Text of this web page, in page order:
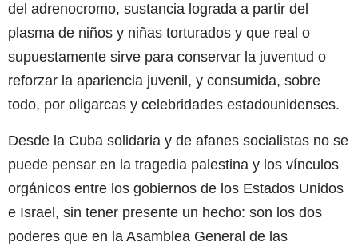
del adrenocromo, sustancia lograda a partir del
plasma de niños y niñas torturados y que real o
supuestamente sirve para conservar la juventud o
reforzar la apariencia juvenil, y consumida, sobre
todo, por oligarcas y celebridades estadounidenses.
Desde la Cuba solidaria y de afanes socialistas no se
puede pensar en la tragedia palestina y los vínculos
orgánicos entre los gobiernos de los Estados Unidos
e Israel, sin tener presente un hecho: son los dos
poderes que en la Asamblea General de las